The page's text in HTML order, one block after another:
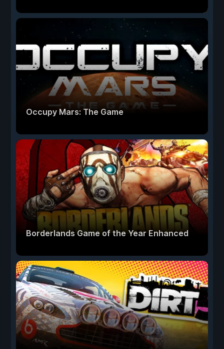
Occupy Mars: The Game
Borderlands Game of the Year Enhanced